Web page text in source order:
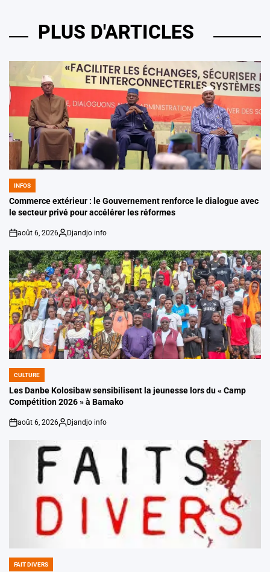
PLUS D'ARTICLES
POSTED
IN
INFOS
Commerce extérieur : le Gouvernement renforce le dialogue avec
le secteur privé pour accélérer les réformes
on
août 6, 2026
Posted
Djandjo info
POSTED
IN
CULTURE
Les Danbe Kolosibaw sensibilisent la jeunesse lors du « Camp
Compétition 2026 » à Bamako
on
août 6, 2026
Posted
Djandjo info
POSTED
FAIT DIVERS